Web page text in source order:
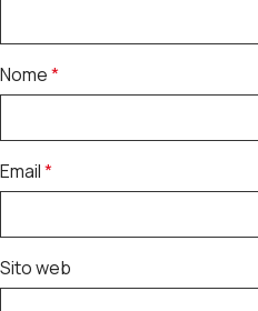
Nome*
Email*
Sito web